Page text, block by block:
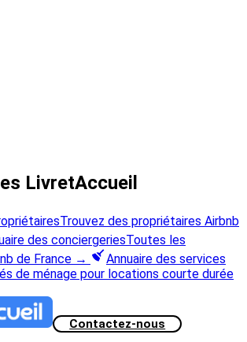
LivretAccueil
Trouvez des propriétaires Airbnb
des conciergeriesToutes les
de France →
Annuaire des services
de ménage pour locations courte durée
Contactez-nous